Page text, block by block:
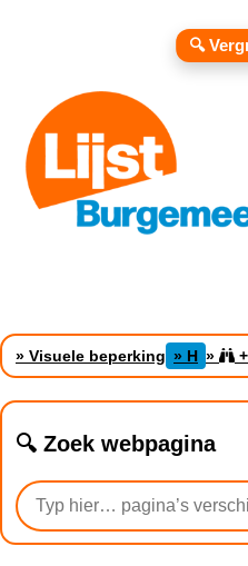
» Visuele beperking » H » +
🔍 Zoek webpagina
🔍